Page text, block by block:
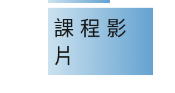
課程影
片